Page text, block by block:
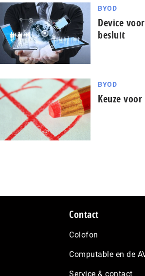
BYOD
Device
besluit
BYOD
Keuze
Contact
Colofon
Computable en de
Service & contact